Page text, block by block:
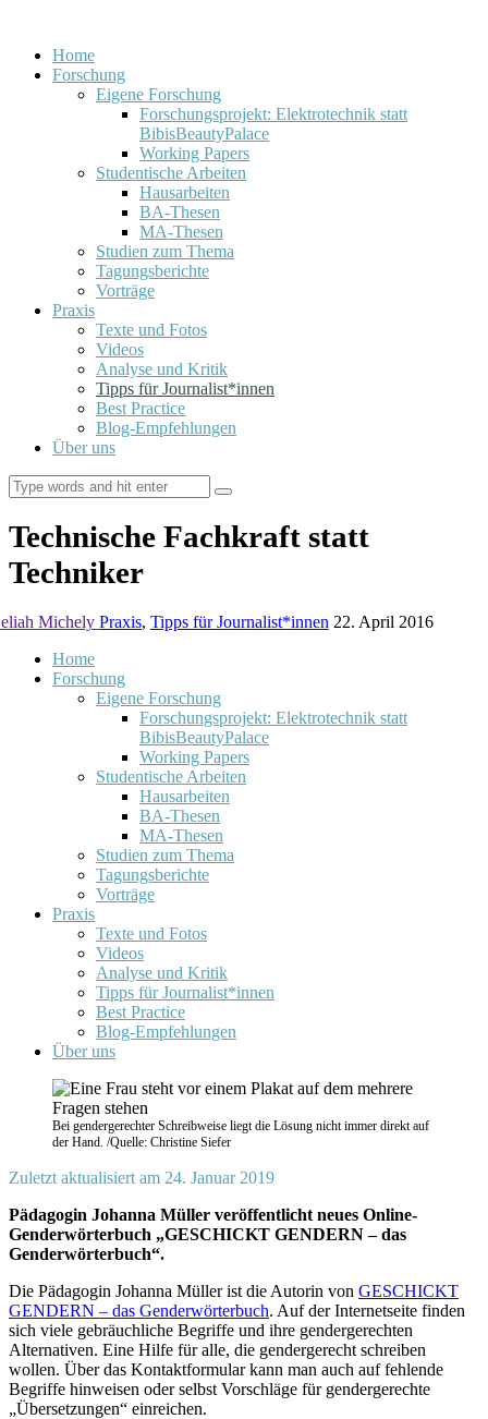
Home
Forschung
Eigene Forschung
Forschungsprojekt: Elektrotechnik statt
BibisBeautyPalace
Working Papers
Studentische Arbeiten
Hausarbeiten
BA-Thesen
MA-Thesen
Studien zum Thema
Tagungsberichte
Vorträge
Praxis
Texte und Fotos
Videos
Analyse und Kritik
Tipps für Journalist*innen
Best Practice
Blog-Empfehlungen
Über uns
Technische Fachkraft statt
Techniker
Michely Praxis, Tipps für Journalist*innen 22. April 2016
Home
Forschung
Eigene Forschung
Forschungsprojekt: Elektrotechnik statt
BibisBeautyPalace
Working Papers
Studentische Arbeiten
Hausarbeiten
BA-Thesen
MA-Thesen
Studien zum Thema
Tagungsberichte
Vorträge
Praxis
Texte und Fotos
Videos
Analyse und Kritik
Tipps für Journalist*innen
Best Practice
Blog-Empfehlungen
Über uns
Bei gendergerechter Schreibweise liegt die Lösung nicht immer direkt auf
der Hand. /Quelle: Christine Siefer
Zuletzt aktualisiert am 24. Januar 2019
Pädagogin Johanna Müller veröffentlicht neues Online-
Genderwörterbuch „GESCHICKT GENDERN – das
Genderwörterbuch“.
Die Pädagogin Johanna Müller ist die Autorin von GESCHICKT
GENDERN – das Genderwörterbuch. Auf der Internetseite finden
sich viele gebräuchliche Begriffe und ihre gendergerechten
Alternativen. Eine Hilfe für alle, die gendergerecht schreiben
wollen. Über das Kontaktformular kann man auch auf fehlende
Begriffe hinweisen oder selbst Vorschläge für gendergerechte
„Übersetzungen“ einreichen.